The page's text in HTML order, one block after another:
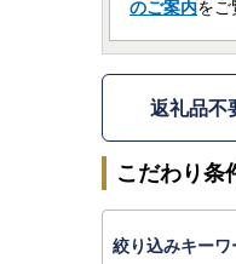
のご案内をご
返礼品不
こだわり条
絞り込みキー